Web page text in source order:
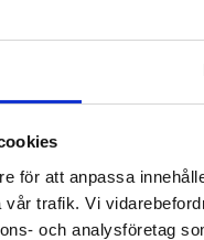
för att anpassa
trafik. Vi
och analysföretag
INFO